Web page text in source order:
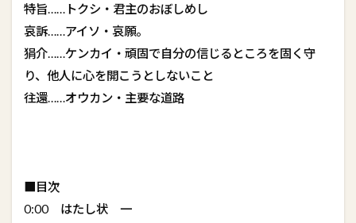
特旨……トクシ・君主のおぼしめし
哀訴……アイソ・哀願。
狷介……ケンカイ・頑固で自分の信じるところを固く守
り、他人に心を開こうとしないこと
往還……オウカン・主要な道路
■目次
0:00 はたし状 一